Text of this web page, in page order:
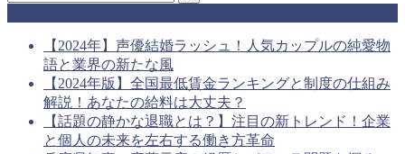
【2024年】声優結婚ラッシュ！人気カップルの純愛物
語と業界の新たな風
【2024年版】全国最低賃金ランキングと制度の仕組み
解説！あなたの給料は大丈夫？
【話題の静かな退職とは？】注目の新トレンド！企業
と個人の未来を左右する働き方革命